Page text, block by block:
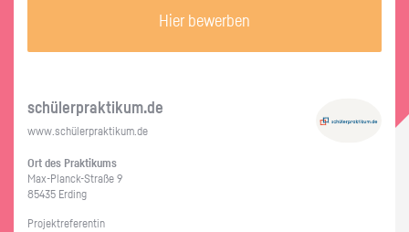
Hier bewerben
schü­ler­prak­ti­kum.de
www.​schüler​prak​tiku​m.​de
Ort des Prak­ti­kums
Max-Planck-Stra­ße 9
85435 Er­ding
Pro­jekt­re­fe­ren­tin